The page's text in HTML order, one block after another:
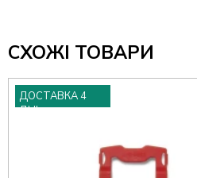
СХОЖІ ТОВАРИ
ДОСТАВКА 4
ДНІ